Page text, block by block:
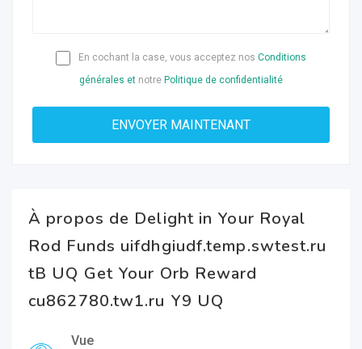
En cochant la case, vous acceptez nos Conditions
générales et notre Politique de confidentialité
À propos de Delight in Your Royal
Rod Funds uifdhgiudf.temp.swtest.ru
tB UQ Get Your Orb Reward
cu862780.tw1.ru Y9 UQ
Vue